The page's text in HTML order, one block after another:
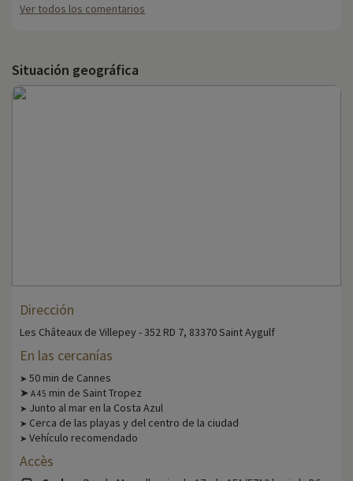
Ver todos los comentarios
Situación geográfica
Dirección
Les Châteaux de Villepey - 352 RD 7, 83370 Saint Aygulf
En las cercanías
➤ 50 min de Cannes
➤ A45 min de Saint Tropez
➤ Junto al mar en la Costa Azul
➤ Cerca de las playas y del centro de la ciudad
➤ Vehículo recomendado
Accès